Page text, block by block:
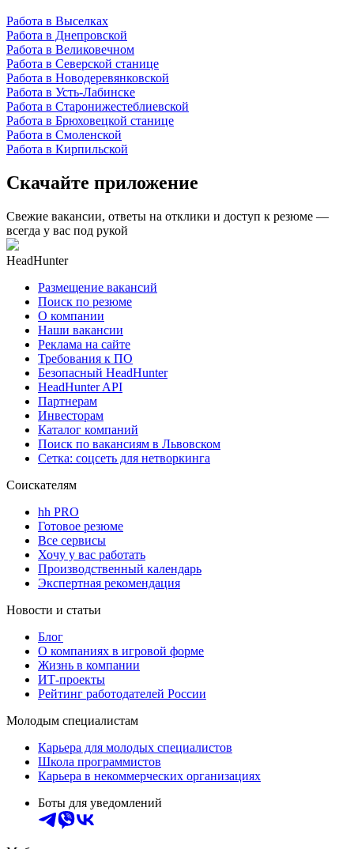
Работа в Выселках
Работа в Днепровской
Работа в Великовечном
Работа в Северской станице
Работа в Новодеревянковской
Работа в Усть-Лабинске
Работа в Старонижестеблиевской
Работа в Брюховецкой станице
Работа в Смоленской
Работа в Кирпильской
Скачайте приложение
Свежие вакансии, ответы на отклики и доступ к резюме —
всегда у вас под рукой
HeadHunter
Размещение вакансий
Поиск по резюме
О компании
Наши вакансии
Реклама на сайте
Требования к ПО
Безопасный HeadHunter
HeadHunter API
Партнерам
Инвесторам
Каталог компаний
Поиск по вакансиям в Львовском
Сетка: соцсеть для нетворкинга
Соискателям
hh PRO
Готовое резюме
Все сервисы
Хочу у вас работать
Производственный календарь
Экспертная рекомендация
Новости и статьи
Блог
О компаниях в игровой форме
Жизнь в компании
ИТ-проекты
Рейтинг работодателей России
Молодым специалистам
Карьера для молодых специалистов
Школа программистов
Карьера в некоммерческих организациях
Боты для уведомлений